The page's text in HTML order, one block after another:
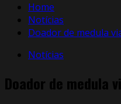
Home
Notícias
Doador de medula
Notícias
Doador de medula